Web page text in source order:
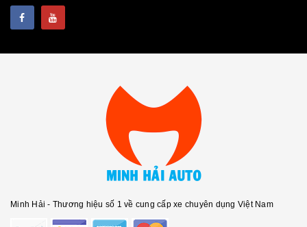
Minh Hải - Thương hiệu số 1 về cung cấp xe chuyên dụng Việt Nam